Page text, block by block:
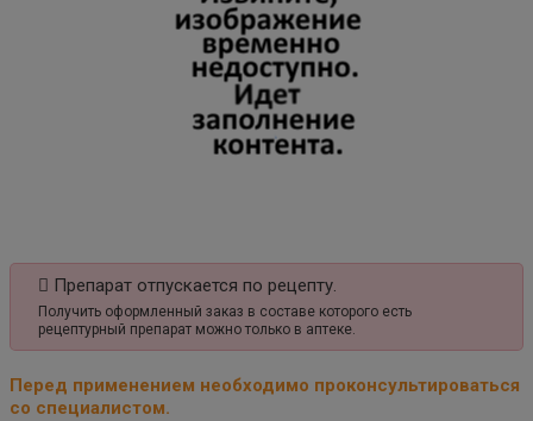
Препарат отпускается по рецепту.
Получить оформленный заказ в составе которого есть
рецептурный препарат можно только в аптеке.
Перед применением необходимо проконсультироваться
со специалистом.